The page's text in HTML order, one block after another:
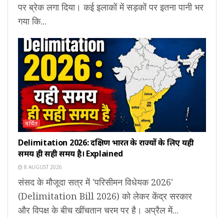
पर ब्रेक लगा दिया। कई इलाकों में सड़कों पर इतना पानी भर
गया कि...
चर्चित
Delimitation 2026: दक्षिण भारत के राज्यों के लिए यही
समय ही सही समय है। Explained
8 AUGUST 2026
संसद के मौजूदा सत्र में 'परिसीमन विधेयक 2026'
(Delimitation Bill 2026) को लेकर केंद्र सरकार
और विपक्ष के बीच खींचतान चरम पर है। अप्रैल में...